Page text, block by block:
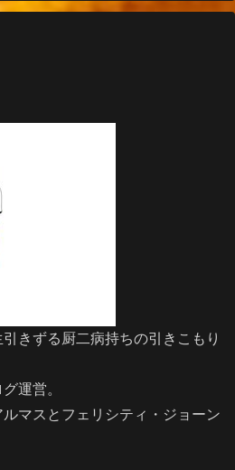
きずる厨二病持ちの引きこもり
運営。
マスとフェリシティ・ジョーン